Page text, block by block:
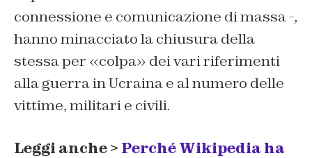
connessione e comunicazione di massa -,
hanno minacciato la chiusura della
stessa per «colpa» dei vari riferimenti
alla guerra in Ucraina e al numero delle
vittime, militari e civili.
Leggi anche > Perché Wikipedia ha